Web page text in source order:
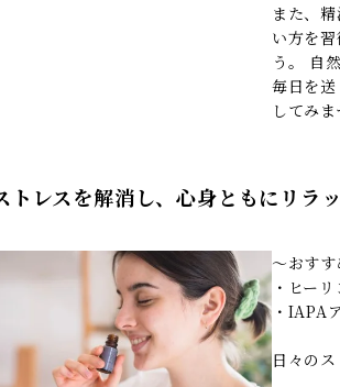
また、
い方を
う。 自
毎日を
してみま
トレスを解消し、心身ともにリラ
～おす
・ヒー
・IAPA
日々の